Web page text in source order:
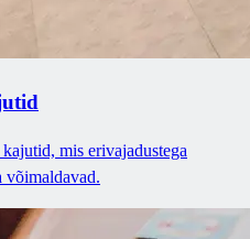
mis erivajadustega
võimaldavad.